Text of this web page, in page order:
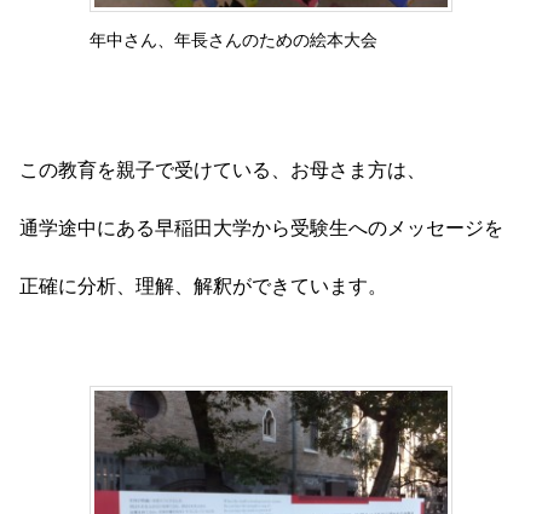
年中さん、年長さんのための絵本大会
この教育を親子で受けている、お母さま方は、
通学途中にある早稲田大学から受験生へのメッセージを
正確に分析、理解、解釈ができています。